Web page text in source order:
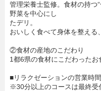
管理栄養士監修。食材の持つ
野菜を中心にし
たデリ。
おいしく食べて身体を整える
②食材の産地のこだわり
1都6県の食材にこだわった
■リラクゼーションの営業時間
※30分以上のコースは最終受